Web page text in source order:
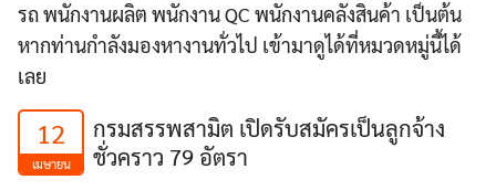
รถ พนักงานผลิต พนักงาน QC พนักงานคลังสินค้า เป็นต้น
หากท่านกำลังมองหางานทั่วไป เข้ามาดูได้ที่หมวดหมู่นี้ได้
เลย
12
เมษายน
กรมสรรพสามิต เปิดรับสมัครเป็นลูกจ้าง
ชั่วคราว 79 อัตรา